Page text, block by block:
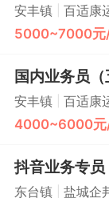
安丰镇
百适康
5000~7000元/
国内业务员（
安丰镇
百适康
4000~6000元
抖音业务专员
东台镇
盐城企